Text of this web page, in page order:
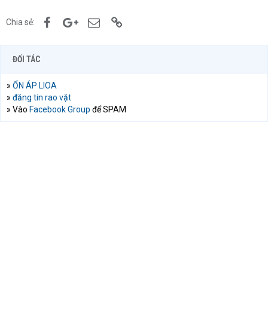
Chia sẻ: FacebookGoogle+Email
ĐỐI TÁC
» ỔN ÁP LIOA
» đăng tin rao vặt
» Vào Facebook Group để SPAM